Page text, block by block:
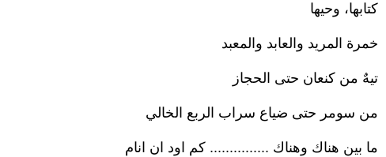
كتابها، وحيها
خمرة المريد والعابد والمعبد
تيهٌ من كنعان حتى الحجاز
من سومر حتى ضياع سراب الربع الخالي
ما بين هناك وهناك ............... كم اود ان انام